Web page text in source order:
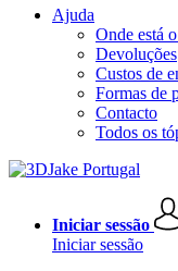
Ajuda
Onde está
Devoluções
Custos de
Formas de
Contacto
Todos os
Iniciar sessão
Iniciar sessão